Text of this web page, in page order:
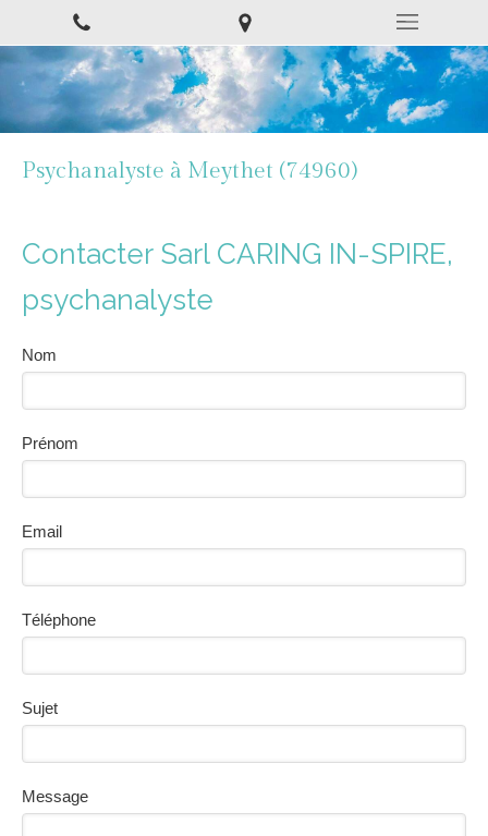
Psychanalyste à Meythet (74960)
Contacter Sarl CARING IN-SPIRE,
psychanalyste
Nom
Prénom
Email
Téléphone
Sujet
Message